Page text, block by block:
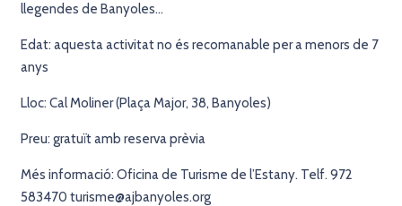
llegendes de Banyoles…
Edat: aquesta activitat no és recomanable per a menors de 7
anys
Lloc: Cal Moliner (Plaça Major, 38, Banyoles)
Preu: gratuït amb reserva prèvia
Més informació: Oficina de Turisme de l’Estany. Telf. 972
583470 turisme@ajbanyoles.org